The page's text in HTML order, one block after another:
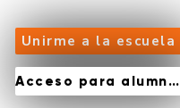
Unirme a la escuela
Acceso para alumnos